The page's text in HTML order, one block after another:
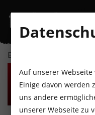
EVENTKALENDER
FR
7
AUGUST
SA
8
AUGUST
Auf unserer
Einige davon werden
uns andere
unserer Webseite zu